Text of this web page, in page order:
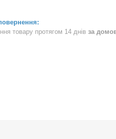
товару протягом 14 днів за